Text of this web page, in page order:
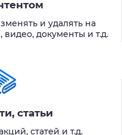
и удалять на
видео, документы и т.д.
статьи
статей и т.д.